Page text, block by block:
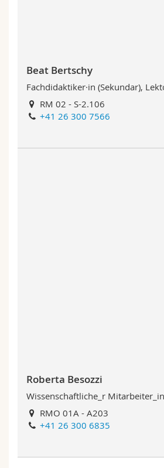
Beat Bertschy
Fachdidaktiker·in (Sekundar),
RM 02 - S-2.106
+41 26 300 7566
Roberta Besozzi
Wissenschaftliche_r Mitarbeiter_in
RMO 01A - A203
+41 26 300 6835